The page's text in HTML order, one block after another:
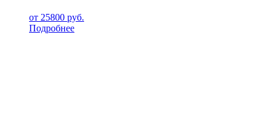
от 25800 руб.
Подробнее